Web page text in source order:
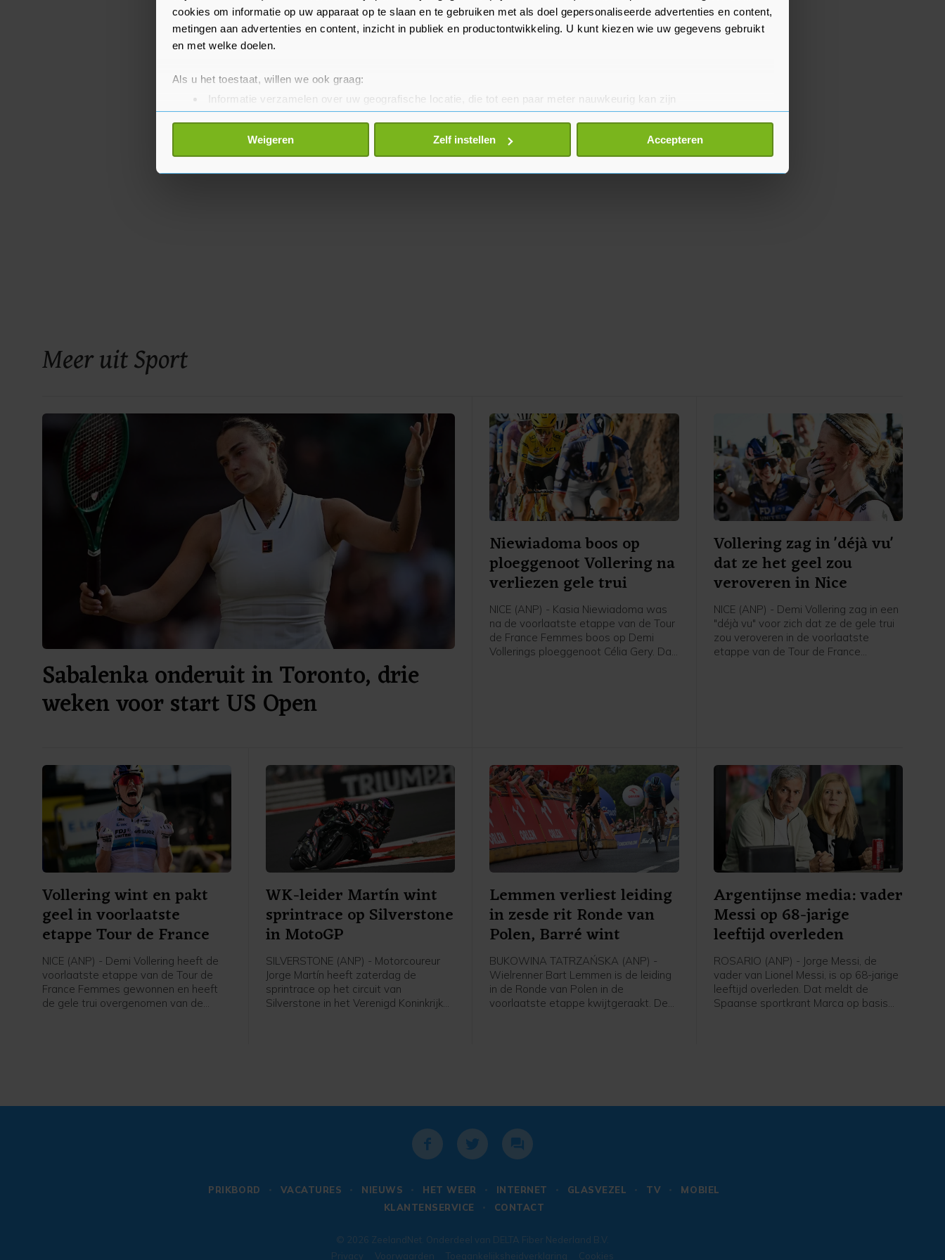
cookies om informatie op uw apparaat op te slaan en te gebruiken met als doel gepersonaliseerde advertenties en content,
metingen aan advertenties en content, inzicht in publiek en productontwikkeling. U kunt kiezen wie uw gegevens gebruikt
en met welke doelen.
Als u het toestaat, willen we ook graag:
Informatie verzamelen over uw geografische locatie, die tot een paar meter nauwkeurig kan zijn
Uw apparaat identificeren door het actief te scannen op specifieke eigenschappen (fingerprinting)
Lees meer over hoe uw persoonlijke gegevens worden verwerkt en stel uw voorkeuren in het
detailgedeelte
toestemming op elk moment wijzigen of intrekken in de Cookieverklaring.
Weigeren Zelf instellen Accepteren
Meer uit Sport
Sabalenka onderuit in Toronto, drie
weken voor start US Open
Niewiadoma boos op
ploeggenoot Vollering na
verliezen gele trui
NICE (ANP) - Kasia Niewiadoma was
na de voorlaatste etappe van de Tour
de France Femmes boos op Demi
Vollerings ploeggenoot Célia Gery. Dat
Vollering zag in 'déjà vu'
dat ze het geel zou
veroveren in Nice
NICE (ANP) - Demi Vollering zag in een
"déjà vu" voor zich dat ze de gele trui
zou veroveren in de voorlaatste
etappe van de Tour de France
seconden voorsprong op de Poolse
Kasia Niewiadoma.
Vollering wint en pakt
geel in voorlaatste
etappe Tour de France
NICE (ANP) - Demi Vollering heeft de
voorlaatste etappe van de Tour de
France Femmes gewonnen en heeft
de gele trui overgenomen van de
WK-leider Martín wint
sprintrace op Silverstone
in MotoGP
SILVERSTONE (ANP) - Motorcoureur
Jorge Martín heeft zaterdag de
sprintrace op het circuit van
Silverstone in het Verenigd Koninkrijk
Lemmen verliest leiding
in zesde rit Ronde van
Polen, Barré wint
BUKOWINA TATRZAŃSKA (ANP) -
Wielrenner Bart Lemmen is de leiding
in de Ronde van Polen in de
voorlaatste etappe kwijtgeraakt. De
derde.
Argentijnse media: vader
Messi op 68-jarige
leeftijd overleden
ROSARIO (ANP) - Jorge Messi, de
vader van Lionel Messi, is op 68-jarige
leeftijd overleden. Dat meldt de
Spaanse sportkrant Marca op basis
PRIKBORD VACATURES NIEUWS HET WEER INTERNET GLASVEZEL TV
MOBIEL
KLANTENSERVICE
CONTACT
© 2026 ZeelandNet . Onderdeel van DELTA Fiber Nederland B.V.
Privacy
Voorwaarden Toegankelijksheidverklaring Cookies